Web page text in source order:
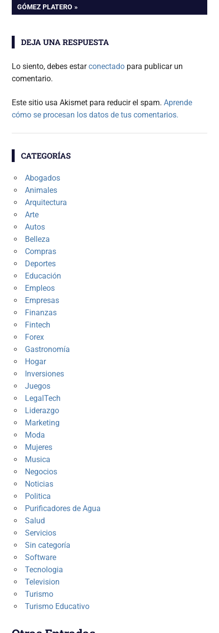
entradas
SIGUIENTE:
GÓMEZ PLATERO
DEJA UNA RESPUESTA
Lo siento, debes estarconectado para publicar un
comentario.
Este sitio usa Akismet para reducir el spam. Aprende
cómo se procesan los datos de tus comentarios.
CATEGORÍAS
Abogados
Animales
Arquitectura
Arte
Autos
Belleza
Compras
Deportes
Educación
Empleos
Empresas
Finanzas
Fintech
Forex
Gastronomía
Hogar
Inversiones
Juegos
LegalTech
Liderazgo
Marketing
Moda
Mujeres
Musica
Negocios
Noticias
Politica
Purificadores de Agua
Salud
Servicios
Sin categoría
Software
Tecnologia
Television
Turismo
Turismo Educativo